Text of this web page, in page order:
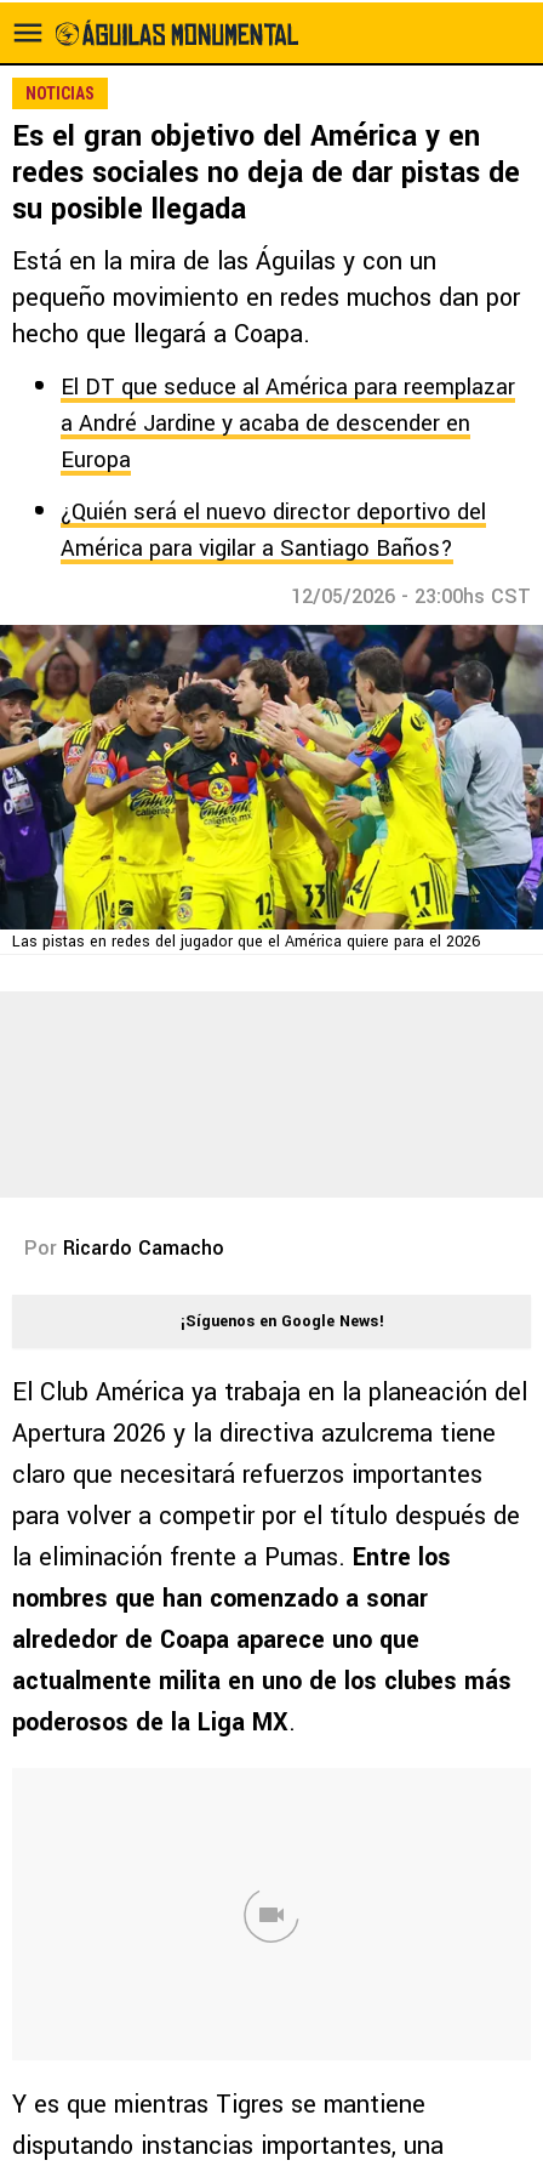
NOTICIAS
Es el gran objetivo del América y en
redes sociales no deja de dar pistas de
su posible llegada
Está en la mira de las Águilas y con un
pequeño movimiento en redes muchos dan por
hecho que llegará a Coapa.
El DT que seduce al América para reemplazar
a André Jardine y acaba de descender en
Europa
¿Quién será el nuevo director deportivo del
América para vigilar a Santiago Baños?
12/05/2026 - 23:00hs CST
Las pistas en redes del jugador que el América quiere para el 2026
Por Ricardo Camacho
¡Síguenos en Google News!
El Club América ya trabaja en la planeación del
Apertura 2026 y la directiva azulcrema tiene
claro que necesitará refuerzos importantes
para volver a competir por el título después de
la eliminación frente a Pumas. Entre los
nombres que han comenzado a sonar
alrededor de Coapa aparece uno que
actualmente milita en uno de los clubes más
poderosos de la Liga MX.
Y es que mientras Tigres se mantiene
disputando instancias importantes, una